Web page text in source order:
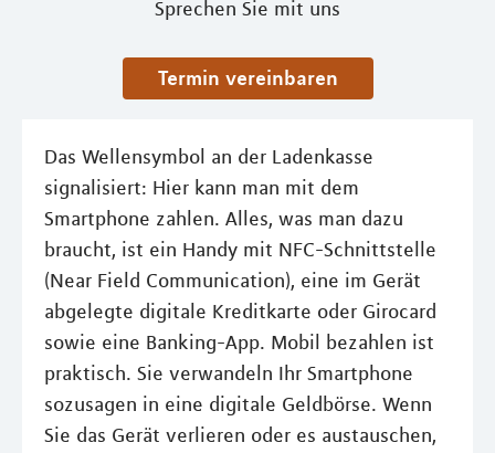
Sprechen Sie mit uns
Termin vereinbaren
Das Wellensymbol an der Ladenkasse
signalisiert: Hier kann man mit dem
Smartphone zahlen. Alles, was man dazu
braucht, ist ein Handy mit NFC-Schnittstelle
(Near Field Communication), eine im Gerät
abgelegte digitale Kreditkarte oder Girocard
sowie eine Banking-App. Mobil bezahlen ist
praktisch. Sie verwandeln Ihr Smartphone
sozusagen in eine digitale Geldbörse. Wenn
Sie das Gerät verlieren oder es austauschen,